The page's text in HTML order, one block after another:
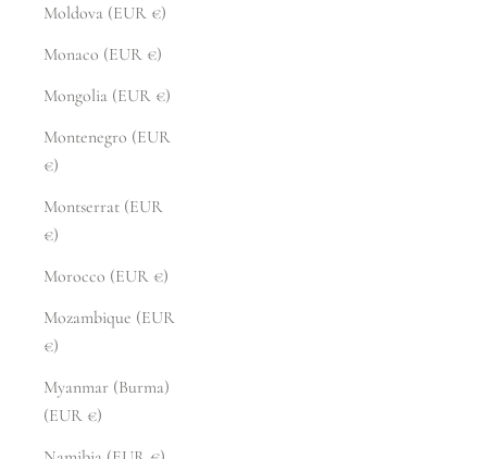
Moldova (EUR €)
Monaco (EUR €)
Mongolia (EUR €)
Montenegro (EUR
€)
Montserrat (EUR
€)
Morocco (EUR €)
Mozambique (EUR
€)
Myanmar (Burma)
(EUR €)